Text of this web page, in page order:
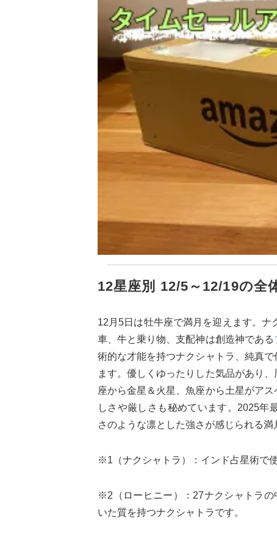
12星座別 12/5～12/19の全
12月5日は牡牛座で満月を迎えます。
車、牛と乗り物、支配神は創造神である
術的な才能を持つナクシャトラ、純真
ます。優しくゆったりした気品があり
座から金星＆火星、魚座から土星がア
しさや厳しさも秘めています。2025年
さのような凛とした強さが感じられる満
※1（ナクシャトラ）：インド占星術で
※2（ローヒニー）：27ナクシャトラ
いた質を持つナクシャトラです。